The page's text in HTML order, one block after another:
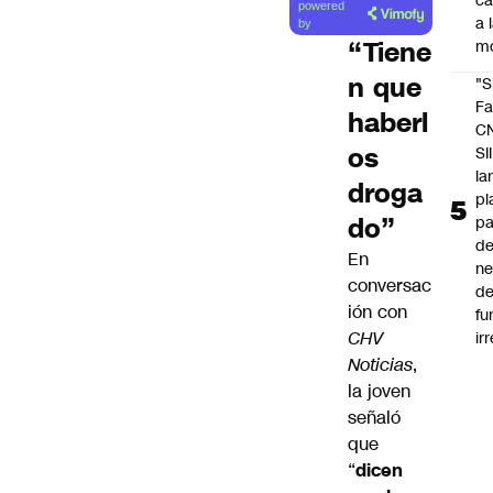
powered
by
“Tiene
n que
haberl
os
droga
do”
En
conversac
ión con
CHV
Noticias,
la joven
señaló
que
“dicen
a
SII
de